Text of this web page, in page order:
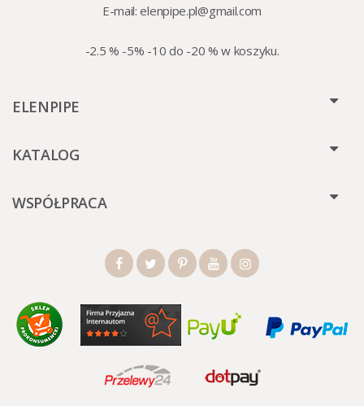
E-mail:elenpipe.pl@gmail.com
-2.5 % -5% -10 do -20 % w koszyku.
ELENPIPE
KATALOG
WSPÓŁPRACA